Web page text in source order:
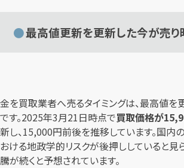
最高値更新を更新した今が売り
金を買取業者へ売るタイミングは、最高値を
です。2025年3月21日時点で買取価格が
新し、15,000円前後を推移しています。国内
おける地政学的リスクが後押ししていると見
騰が続くと予想されています。